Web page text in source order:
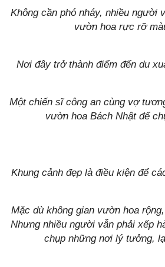
Không cần phó nháy, nhiều người
vườn hoa rực rỡ
Nơi đây trở thành điểm đến du
Một chiến sĩ công an cùng vợ
vườn hoa Bách Nhật để
Khung cảnh đẹp là điều kiện để
Mặc dù không gian vườn hoa
Nhưng nhiều người vẫn phải xếp
chụp những nơi lý tưởng,